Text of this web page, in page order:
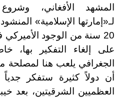
المشهد الأفغاني،
لـ«إمارتها الإسلامية»
20 سنة من الوجود
على إلغاء التفكير بها،
الجغرافي يلعب هنا لمصلحة
أن دولاً كثيرة ستفكر جدياً
العظميين الشرقيتين، بعد